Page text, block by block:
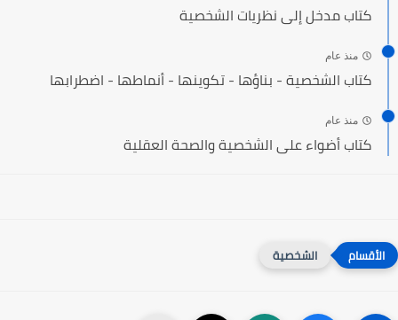
كتاب مدخل إلى نظريات الشخصية‎
منذ عام
كتاب الشخصية - بناؤها - تكوينها - أنماطها - اضطرابها
منذ عام
كتاب أضواء على الشخصية والصحة العقلية
الشخصية